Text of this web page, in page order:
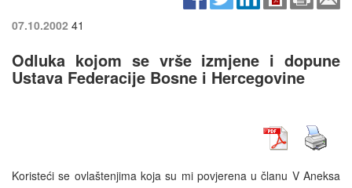
07.10.2002 41
Odluka kojom se vrše izmjene i dopune
Ustava Federacije Bosne i Hercegovine
Koristeći se ovlaštenjima koja su mi povjerena u članu V Aneksa